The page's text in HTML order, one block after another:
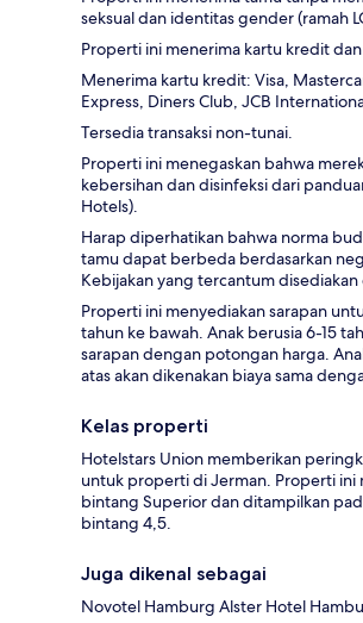
seksual dan identitas gender (ramah
Properti ini menerima kartu kredit
Menerima kartu kredit: Visa,
Express, Diners Club, JCB
Tersedia transaksi non-tunai.
Properti ini menegaskan bahwa
kebersihan dan disinfeksi dari
Hotels).
Harap diperhatikan bahwa norma
tamu dapat berbeda berdasarkan
Kebijakan yang tercantum
Properti ini menyediakan sarapan
tahun ke bawah. Anak berusia 6-15
sarapan dengan potongan harga.
atas akan dikenakan biaya sama
Kelas properti
Hotelstars Union memberikan
untuk properti di Jerman. Properti ini
bintang Superior dan ditampilkan
bintang 4,5.
Juga dikenal sebagai
Novotel Hamburg Alster Hotel